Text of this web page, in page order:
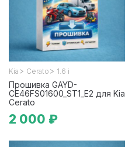
Kia > Cerato > 1.6 i
Прошивка GAYD-
CE46FS01600_ST1_E2 для Kia
Cerato
2 000 ₽